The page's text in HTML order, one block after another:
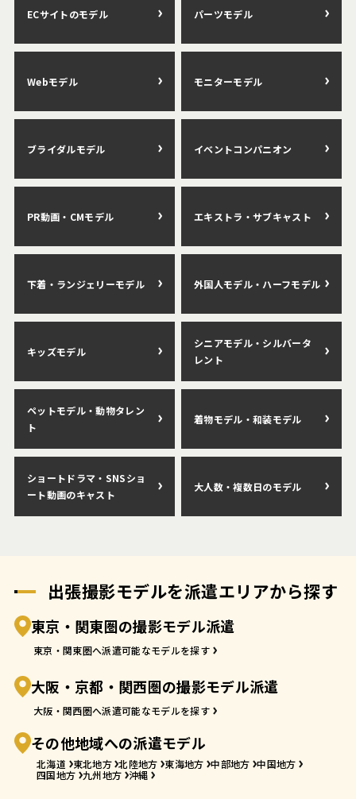
ECサイトのモデル パーツモデル
Webモデル モニターモデル
ブライダルモデル イベントコンパニオン
PR動画・CMモデル エキストラ・サブキャスト
下着・ランジェリーモデル 外国人モデル・ハーフモデル
キッズモデル
シニアモデル・シルバータ
レント
ペットモデル・動物タレン
ト
着物モデル・和装モデル
ショートドラマ・SNSショ
ート動画のキャスト
大人数・複数日のモデル
出張撮影モデルを派遣エリアから探す
東京・関東圏の撮影モデル派遣
東京・関東圏へ派遣可能なモデルを探す
大阪・京都・関西圏の撮影モデル派遣
大阪・関西圏へ派遣可能なモデルを探す
その他地域への派遣モデル
北海道 東北地方 北陸地方 東海地方 中部地方 中国地方
四国地方 九州地方 沖縄